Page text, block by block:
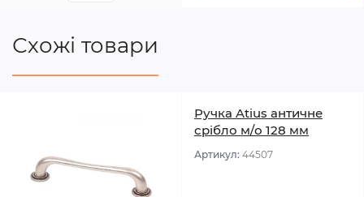
Схожі товари
Ручка Atius античне
срібло м/о 128 мм
Артикул: 44507